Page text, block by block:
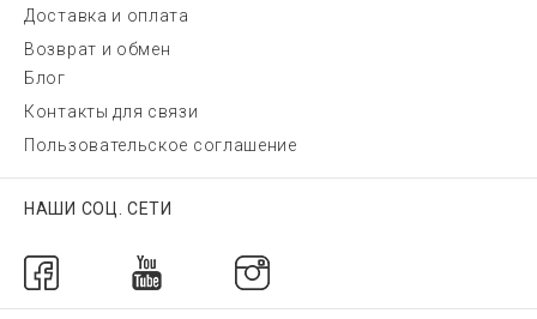
Доставка и оплата
Возврат и обмен
Блог
Контакты для связи
Пользовательское соглашение
НАШИ СОЦ. СЕТИ